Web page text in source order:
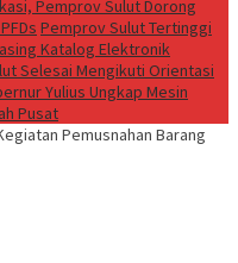
Pemprov Sulut Dorong
Pemprov Sulut Tertinggi
Katalog Elektronik
Selesai Mengikuti Orientasi
Yulius Ungkap Mesin
Pusat
Pemusnahan Barang